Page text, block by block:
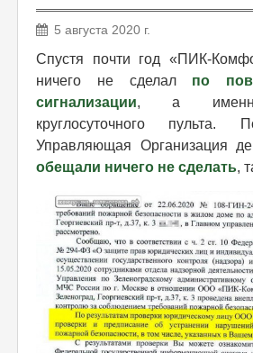
5 августа 2020 г.
Спустя почти год «ПИК-
ничего не сделал по
сигнализации, а именно
круглосуточного пульта.
Управляющая Организация
обещали ничего не сделать,